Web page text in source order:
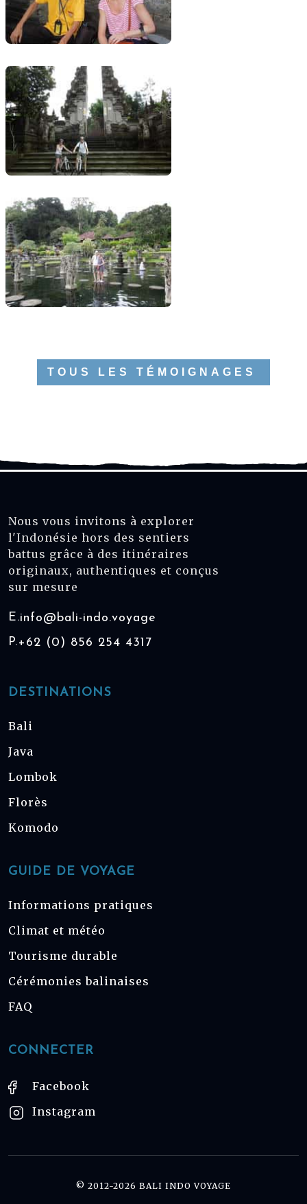
TOUS LES TÉMOIGNAGES
Nous vous invitons à explorer
l'Indonésie hors des sentiers
battus grâce à des itinéraires
originaux, authentiques et conçus
sur mesure
E.info@bali-indo.voyage
P.+62 (0) 856 254 4317
DESTINATIONS
Bali
Java
Lombok
Florès
Komodo
GUIDE DE VOYAGE
Informations pratiques
Climat et météo
Tourisme durable
Cérémonies balinaises
FAQ
CONNECTER
Facebook
Instagram
© 2012-2026 BALI INDO VOYAGE